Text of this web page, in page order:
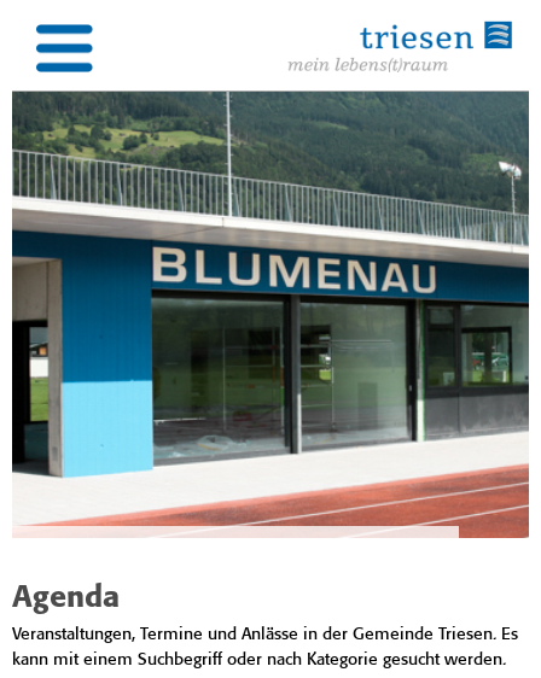
Agenda
Veranstaltungen, Termine und Anlässe in der Gemeinde Triesen. Es
kann mit einem Suchbegriff oder nach Kategorie gesucht werden.